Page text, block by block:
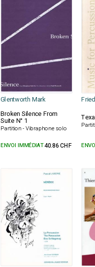
Glentworth Mark
Broken Silence From
Suite N° 1
Partition - Vibraphone solo
ENVOI IMMÉDIAT40.86 CHF